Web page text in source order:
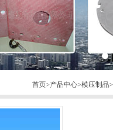
首页>产品中心>模压制品>